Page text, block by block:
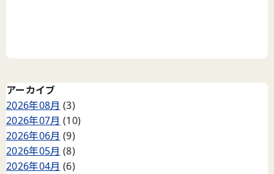
アーカイブ
2026年08月 (3)
2026年07月 (10)
2026年06月 (9)
2026年05月 (8)
2026年04月 (6)